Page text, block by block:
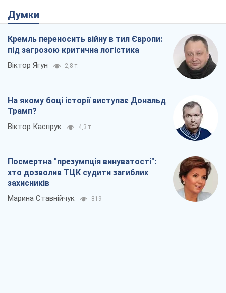
Думки
Кремль переносить війну в тил Європи:
під загрозою критична логістика
Віктор Ягун 2,8 т.
На якому боці історії виступає Дональд
Трамп?
Віктор Каспрук 4,3 т.
Посмертна "презумпція винуватості":
хто дозволив ТЦК судити загиблих
захисників
Марина Ставнійчук 819